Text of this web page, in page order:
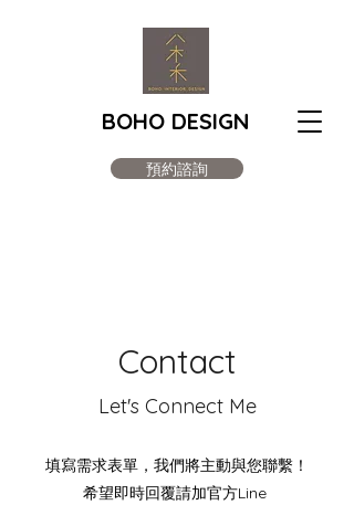
BOHO DESIGN
預約諮詢
Contact
Let's Connect Me
填寫需求表單，我們將主動與您聯繫！
希望即時回覆請加官方Line